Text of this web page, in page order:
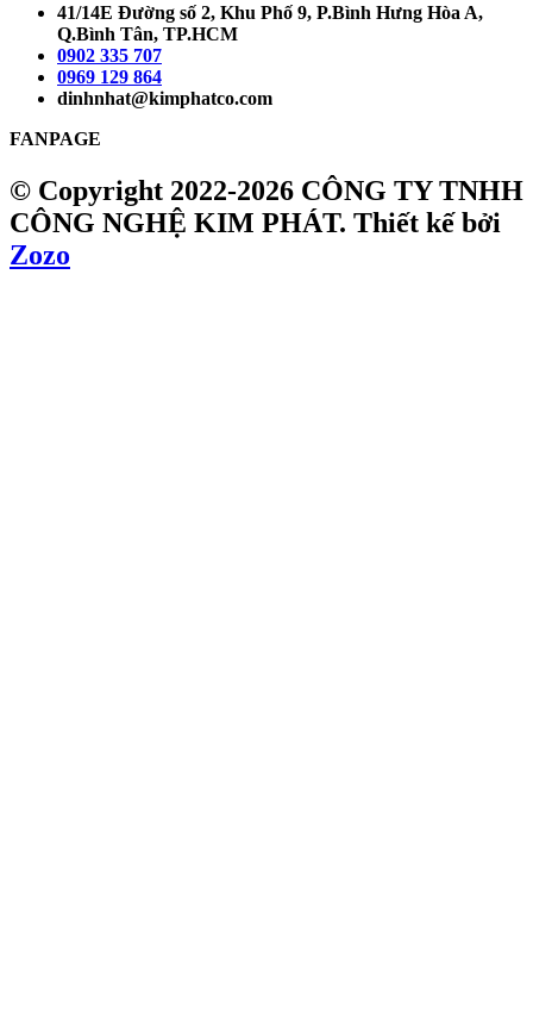
41/14E Đường số 2, Khu Phố 9, P.Bình Hưng Hòa A,
Q.Bình Tân, TP.HCM
0902 335 707
0969 129 864
dinhnhat@kimphatco.com
FANPAGE
© Copyright 2022-2026 CÔNG TY TNHH
CÔNG NGHỆ KIM PHÁT. Thiết kế bởi
Zozo